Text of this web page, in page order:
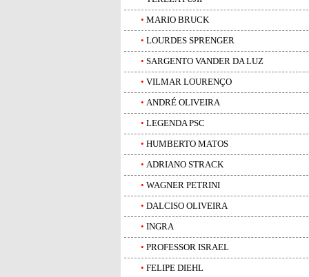
• MARIO BRUCK
• LOURDES SPRENGER
• SARGENTO VANDER DA LUZ
• VILMAR LOURENÇO
• ANDRÉ OLIVEIRA
• LEGENDA PSC
• HUMBERTO MATOS
• ADRIANO STRACK
• WAGNER PETRINI
• DALCISO OLIVEIRA
• INGRA
• PROFESSOR ISRAEL
• FELIPE DIEHL